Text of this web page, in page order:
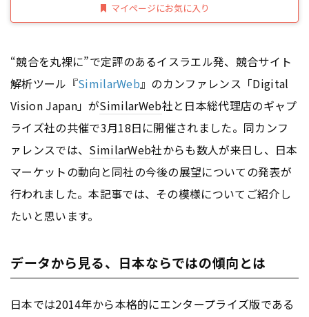
マイページにお気に入り
“競合を丸裸に”で定評のあるイスラエル発、競合サイト
解析ツール『SimilarWeb』のカンファレンス「Digital
Vision Japan」がSimilarWeb社と日本総代理店のギャプ
ライズ社の共催で3月18日に開催されました。同カンフ
ァレンスでは、 SimilarWeb社からも数人が来日し、日本
マーケットの動向と同社の今後の展望についての発表が
行われました。本記事では、その模様についてご紹介し
たいと思います。
データから見る、日本ならではの傾向とは
日本では2014年から本格的にエンタープライズ版である